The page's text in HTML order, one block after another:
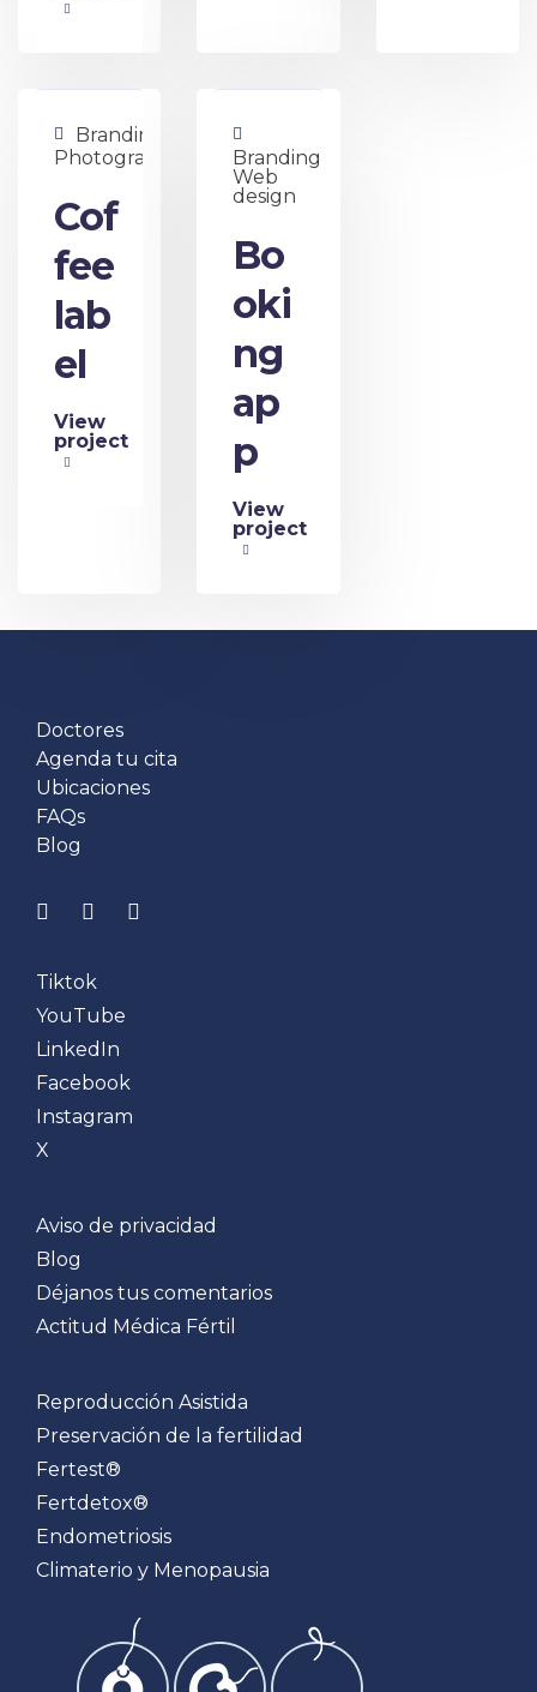
Branding,
Photography
Cof
fee
lab
el
View
project
Branding,
Web
design
Bo
oki
ng
ap
p
View
project
Doctores
Agenda tu cita
Ubicaciones
FAQs
Blog
Tiktok
YouTube
LinkedIn
Facebook
Instagram
X
Aviso de privacidad
Blog
Déjanos tus comentarios
Actitud Médica Fértil
Reproducción Asistida
Preservación de la fertilidad
Fertest®
Fertdetox®
Endometriosis
Climaterio y Menopausia